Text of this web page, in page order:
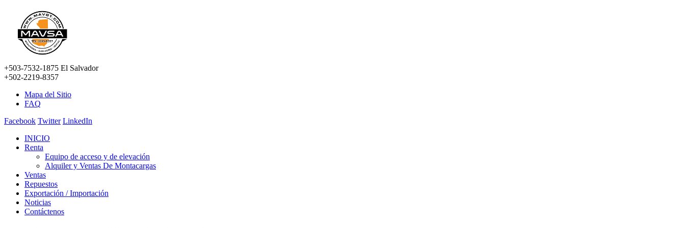
+503-7532-1875 El Salvador
+502-2219-8357
Mapa del Sitio
FAQ
Facebook Twitter LinkedIn
INICIO
Renta
Equipo de acceso y de elevación
Alquiler y Ventas De Montacargas
Ventas
Repuestos
Exportación / Importación
Noticias
Contáctenos